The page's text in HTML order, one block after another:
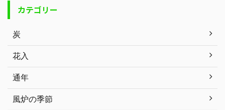
カテゴリー
炭
花入
通年
風炉の季節